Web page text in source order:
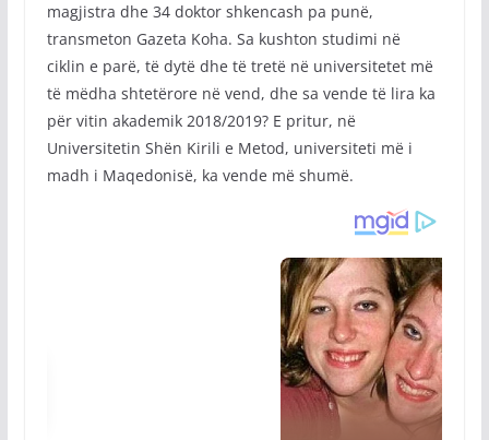
magjistra dhe 34 doktor shkencash pa punë,
transmeton Gazeta Koha. Sa kushton studimi në
ciklin e parë, të dytë dhe të tretë në universitetet më
të mëdha shtetërore në vend, dhe sa vende të lira ka
për vitin akademik 2018/2019? E pritur, në
Universitetin Shën Kirili e Metod, universiteti më i
madh i Maqedonisë, ka vende më shumë.